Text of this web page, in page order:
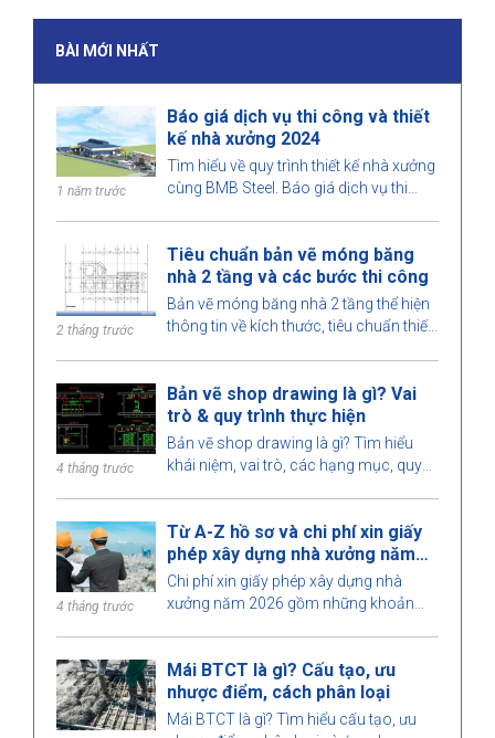
BÀI MỚI NHẤT
1 năm trước
Báo giá dịch vụ thi công và thiết
kế nhà xưởng 2024
Tìm hiểu về quy trình thiết kế nhà xưởng
cùng BMB Steel. Báo giá dịch vụ thi
lượng công trình.
2 tháng trước
Tiêu chuẩn bản vẽ móng băng
nhà 2 tầng và các bước thi công
Bản vẽ móng băng nhà 2 tầng thể hiện
thông tin về kích thước, tiêu chuẩn thiết
4 tháng trước
Bản vẽ shop drawing là gì? Vai
trò & quy trình thực hiện
Bản vẽ shop drawing là gì? Tìm hiểu
khái niệm, vai trò, các hạng mục, quy
4 tháng trước
Từ A-Z hồ sơ và chi phí xin giấy
phép xây dựng nhà xưởng năm
2026
Chi phí xin giấy phép xây dựng nhà
xưởng năm 2026 gồm những khoản
tiết tại đây.
Mái BTCT là gì? Cấu tạo, ưu
nhược điểm, cách phân loại
Mái BTCT là gì? Tìm hiểu cấu tạo, ưu